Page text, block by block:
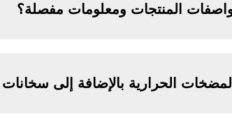
المنتجات ومعلومات مفصلة؟